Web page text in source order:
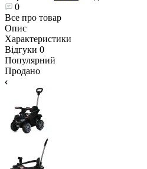
0
Все про товар
Опис
Характеристики
Відгуки 0
Популярний
Продано